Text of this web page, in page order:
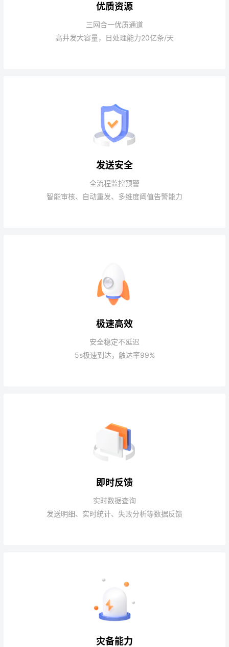
优质资源
三网合一优质通道
高并发大容量，日处理能力20亿条/天
发送安全
全流程监控预警
智能审核、自动重发、多维度阈值告警能力
极速高效
安全稳定不延迟
5s极速到达，触达率99%
即时反馈
实时数据查询
发送明细、实时统计、失败分析等数据反馈
灾备能力